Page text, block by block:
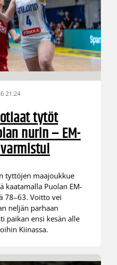
21:24
tytöt
nurin – EM-
tyttöjen maajoukkue
kaatamalla Puolan EM-
78–63. Voitto vei
neljän parhaan
paikan ensi kesän alle
Kiinassa.